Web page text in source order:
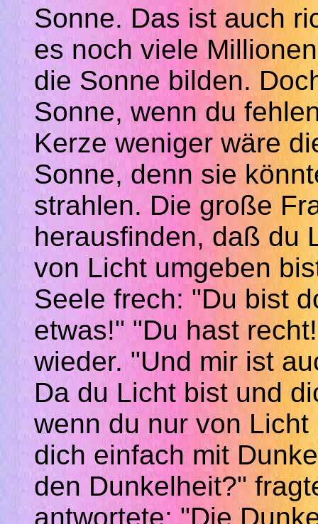
Sonne. Das ist auch
es noch viele
die Sonne bilden.
Sonne, wenn du
Kerze weniger wäre
Sonne, denn sie
strahlen. Die große
herausfinden, daß du
von Licht umgeben
Seele frech: "Du bist
etwas!" "Du hast
wieder. "Und mir ist
Da du Licht bist und
wenn du nur von
dich einfach mit
den Dunkelheit?"
antwortete: "Die